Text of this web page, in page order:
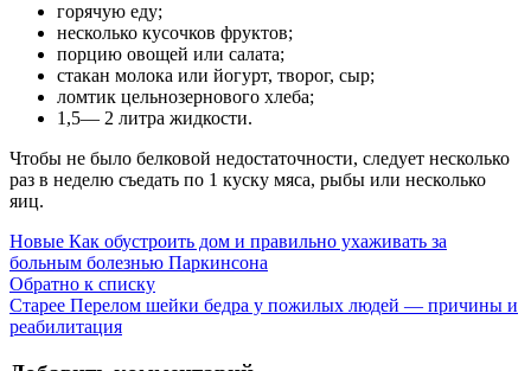
горячую еду;
несколько кусочков фруктов;
порцию овощей или салата;
стакан молока или йогурт, творог, сыр;
ломтик цельнозернового хлеба;
1,5— 2 литра жидкости.
Чтобы не было белковой недостаточности, следует несколько
раз в неделю съедать по 1 куску мяса, рыбы или несколько
яиц.
Новые Как обустроить дом и правильно ухаживать за
больным болезнью Паркинсона
Обратно к списку
Старее Перелом шейки бедра у пожилых людей — причины и
реабилитация